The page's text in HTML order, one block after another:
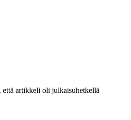
artikkeli oli julkaisuhetkellä